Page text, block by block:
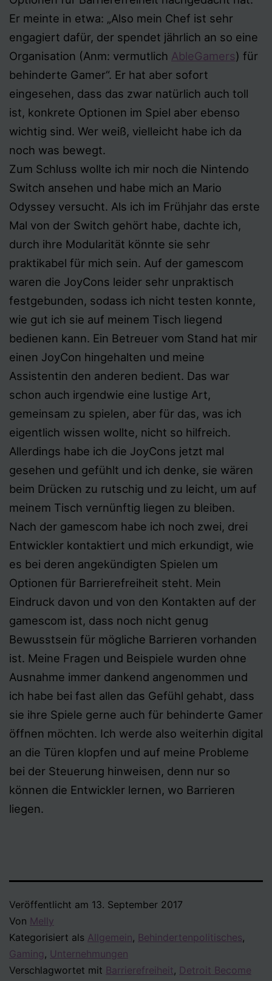
Er meinte in etwa: „Also mein Chef ist sehr
engagiert dafür, der spendet jährlich an so eine
Organisation (Anm: vermutlich AbleGamers) für
behinderte Gamer“. Er hat aber sofort
eingesehen, dass das zwar natürlich auch toll
ist, konkrete Optionen im Spiel aber ebenso
wichtig sind. Wer weiß, vielleicht habe ich da
noch was bewegt.
Zum Schluss wollte ich mir noch die Nintendo
Switch ansehen und habe mich an Mario
Odyssey versucht. Als ich im Frühjahr das erste
Mal von der Switch gehört habe, dachte ich,
durch ihre Modularität könnte sie sehr
praktikabel für mich sein. Auf der gamescom
waren die JoyCons leider sehr unpraktisch
festgebunden, sodass ich nicht testen konnte,
wie gut ich sie auf meinem Tisch liegend
bedienen kann. Ein Betreuer vom Stand hat mir
einen JoyCon hingehalten und meine
Assistentin den anderen bedient. Das war
schon auch irgendwie eine lustige Art,
gemeinsam zu spielen, aber für das, was ich
eigentlich wissen wollte, nicht so hilfreich.
Allerdings habe ich die JoyCons jetzt mal
gesehen und gefühlt und ich denke, sie wären
beim Drücken zu rutschig und zu leicht, um auf
meinem Tisch vernünftig liegen zu bleiben.
Nach der gamescom habe ich noch zwei, drei
Entwickler kontaktiert und mich erkundigt, wie
es bei deren angekündigten Spielen um
Optionen für Barrierefreiheit steht. Mein
Eindruck davon und von den Kontakten auf der
gamescom ist, dass noch nicht genug
Bewusstsein für mögliche Barrieren vorhanden
ist. Meine Fragen und Beispiele wurden ohne
Ausnahme immer dankend angenommen und
ich habe bei fast allen das Gefühl gehabt, dass
sie ihre Spiele gerne auch für behinderte Gamer
öffnen möchten. Ich werde also weiterhin digital
an die Türen klopfen und auf meine Probleme
bei der Steuerung hinweisen, denn nur so
können die Entwickler lernen, wo Barrieren
liegen.
Veröffentlicht am 13. September 2017
Von Melly
Kategorisiert als Allgemein, Behindertenpolitisches,
Gaming, Unternehmungen
Verschlagwortet mit Barrierefreiheit, Detroit Become